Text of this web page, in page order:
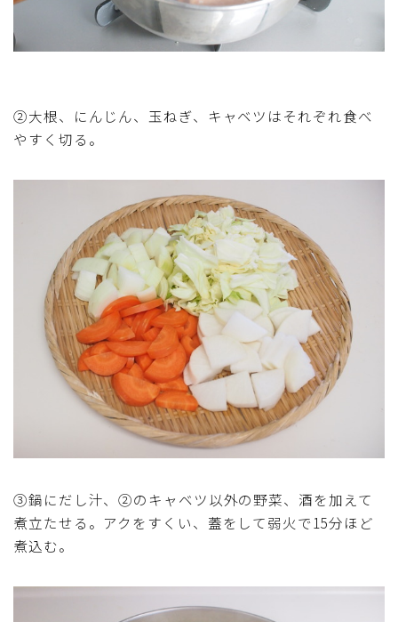
②大根、にんじん、玉ねぎ、キャベツはそれぞれ食べ
やすく切る。
③鍋にだし汁、②のキャベツ以外の野菜、酒を加えて
煮立たせる。アクをすくい、蓋をして弱火で15分ほど
煮込む。